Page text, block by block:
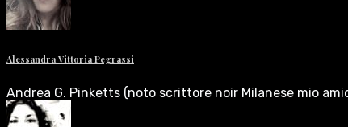
Alessandra Vittoria Pegrassi
Andrea G. Pinketts (noto scrittore noir Milanese mio